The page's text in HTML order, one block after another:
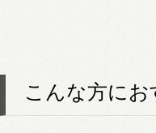
こんな方にお